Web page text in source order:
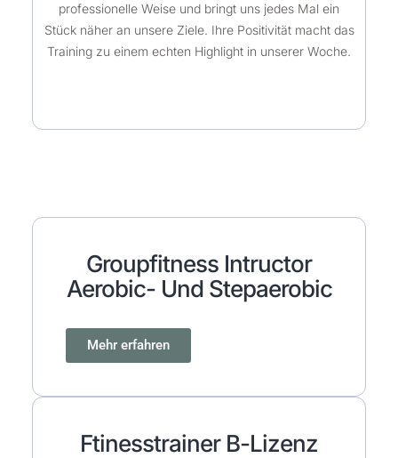
professionelle Weise und bringt uns jedes Mal ein
Stück näher an unsere Ziele. Ihre Positivität macht das
Training zu einem echten Highlight in unserer Woche.
Groupfitness Intructor
Aerobic- Und Stepaerobic
Mehr erfahren
Ftinesstrainer B-Lizenz